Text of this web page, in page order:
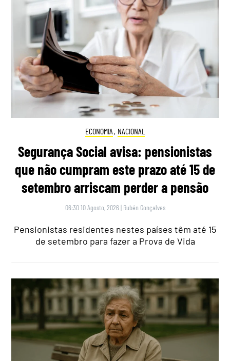
ECONOMIA , NACIONAL
Segurança Social avisa: pensionistas
que não cumpram este prazo até 15 de
setembro arriscam perder a pensão
06:30 10 Agosto, 2026 | Rubén Gonçalves
Pensionistas residentes nestes países têm até 15
de setembro para fazer a Prova de Vida